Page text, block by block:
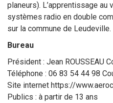
Services
Commerces/
Sortir à Ste Gen’
planeurs). L’apprentissage
systèmes radio en double
sur la commune de Leudeville.
Bureau
Président : Jean ROUSSEAU
Téléphone : 06 83 54 44 98
Site internet https://
Publics : à partir de 13 ans